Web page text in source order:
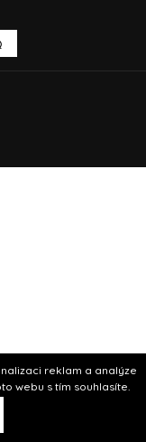
reklam a analýze
webu s tím souhlasíte.